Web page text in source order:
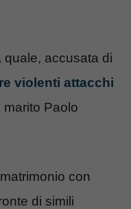
quale, accusata di
violenti attacchi
Paolo
con
di simili